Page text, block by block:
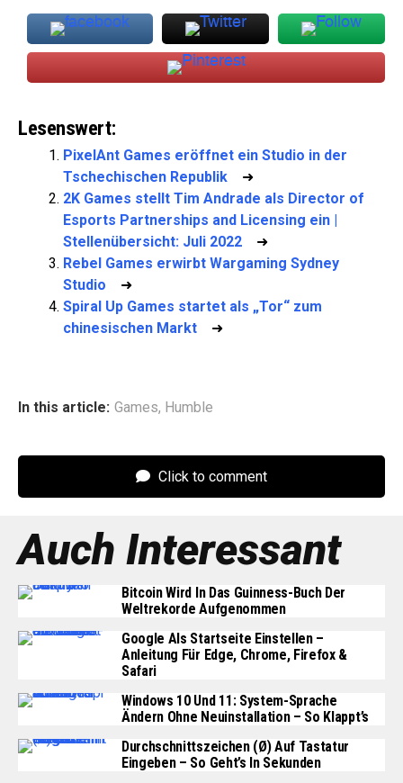
Lesenswert:
PixelAnt Games eröffnet ein Studio in der
Tschechischen Republik ➜
2K Games stellt Tim Andrade als Director of
Esports Partnerships and Licensing ein |
Stellenübersicht: Juli 2022 ➜
Rebel Games erwirbt Wargaming Sydney
Studio ➜
Spiral Up Games startet als „Tor“ zum
chinesischen Markt ➜
In this article: Games, Humble
Click to comment
Auch Interessant
Bitcoin Wird In Das Guinness-Buch Der
Weltrekorde Aufgenommen
Google Als Startseite Einstellen –
Anleitung Für Edge, Chrome, Firefox &
Safari
Windows 10 Und 11: System-Sprache
Ändern Ohne Neuinstallation – So Klappt’s
Durchschnittszeichen (Ø) Auf Tastatur
Eingeben – So Geht’s In Sekunden